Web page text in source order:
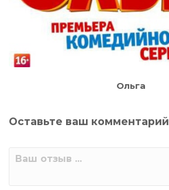
Ольга
Оставьте ваш комментарий